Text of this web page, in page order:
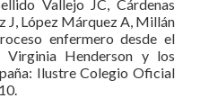
Vallejo JC, Cárdenas
J, López Márquez A, Millán
enfermero desde el
Henderson y los
Ilustre Colegio Oficial